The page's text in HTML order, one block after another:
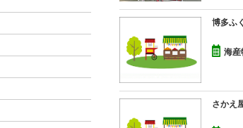
博多ふ
海産
さかえ